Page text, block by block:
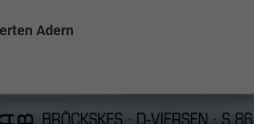
Adern